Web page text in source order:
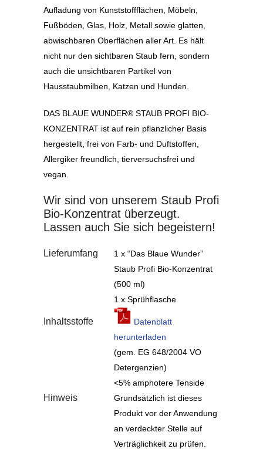
Aufladung von Kunststoffflächen, Möbeln,
Fußböden, Glas, Holz, Metall sowie glatten,
abwischbaren Oberflächen aller Art. Es hält
nicht nur den sichtbaren Staub fern, sondern
auch die unsichtbaren Partikel von
Hausstaubmilben, Katzen und Hunden.
DAS BLAUE WUNDER® STAUB PROFI BIO-
KONZENTRAT ist auf rein pflanzlicher Basis
hergestellt, frei von Farb- und Duftstoffen,
Allergiker freundlich, tierversuchsfrei und
vegan.
Wir sind von unserem Staub Profi
Bio-Konzentrat überzeugt.
Lassen auch Sie sich begeistern!
Lieferumfang
1 x “Das Blaue Wunder”
Staub Profi Bio-Konzentrat
(500 ml)
1 x Sprühflasche
Inhaltsstoffe
Datenblatt
herunterladen
(gem. EG 648/2004 VO
Detergenzien)
<5% amphotere Tenside
Hinweis
Grundsätzlich ist dieses
Produkt vor der Anwendung
an verdeckter Stelle auf
Verträglichkeit zu prüfen.